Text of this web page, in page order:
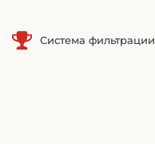
Система фильтрации